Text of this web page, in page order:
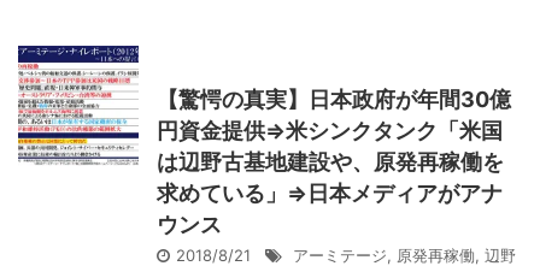
【驚愕の真実】日本政府が年間30億
円資金提供⇒米シンクタンク「米国
は辺野古基地建設や、原発再稼働を
求めている」⇒日本メディアがアナ
ウンス
2018/8/21 アーミテージ, 原発再稼働, 辺野